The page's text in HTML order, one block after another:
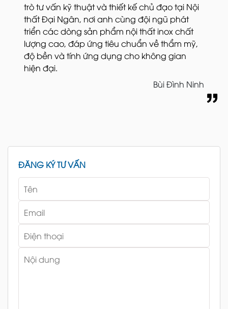
trò tư vấn kỹ thuật và thiết kế chủ đạo tại Nội
thất Đại Ngân, nơi anh cùng đội ngũ phát
triển các dòng sản phẩm nội thất inox chất
lượng cao, đáp ứng tiêu chuẩn về thẩm mỹ,
độ bền và tính ứng dụng cho không gian
hiện đại.
Bùi Đình Ninh
ĐĂNG KÝ TƯ VẤN